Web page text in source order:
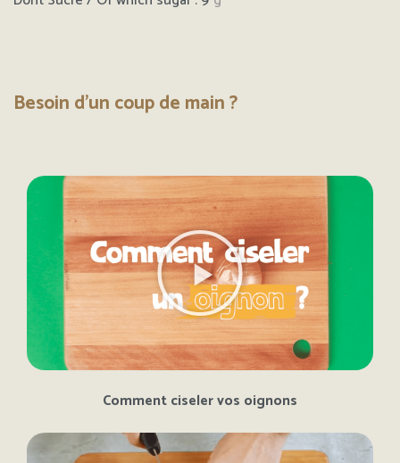
Besoin d'un coup de main ?
Comment ciseler vos oignons